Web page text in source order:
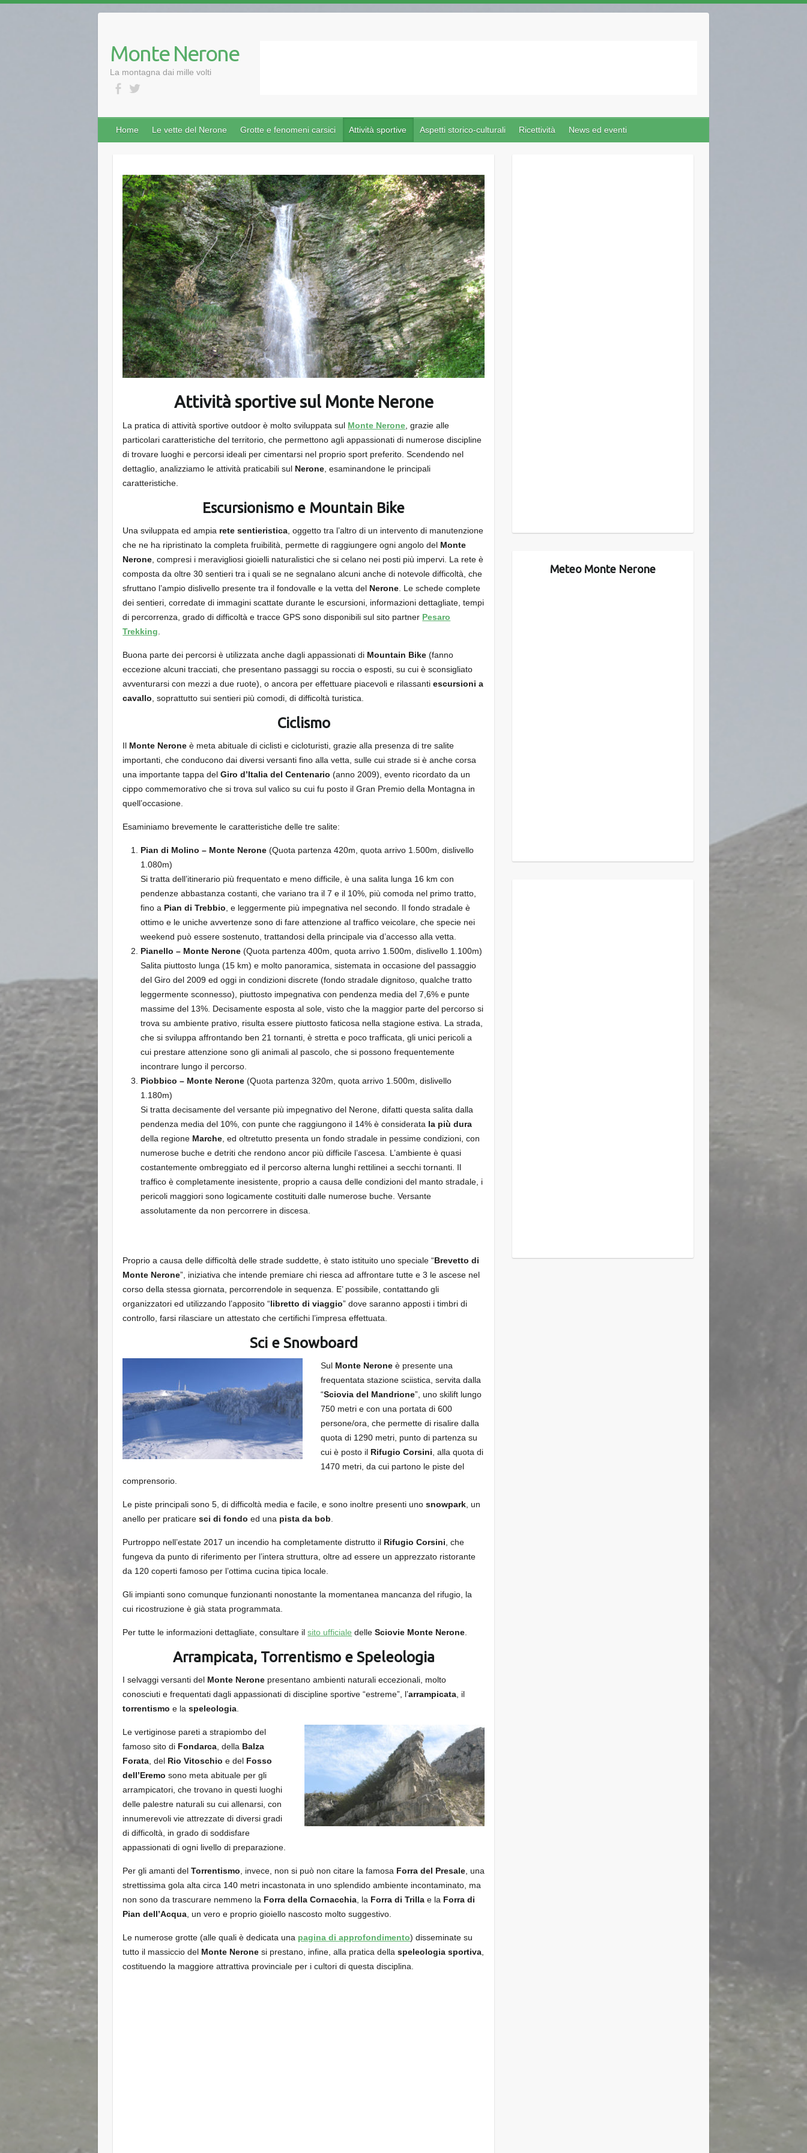
Monte Nerone
La montagna dai mille volti
Home Le vette del Nerone Grotte e fenomeni carsici Attività sportive Aspetti storico-culturali Ricettività News ed eventi
Attività sportive sul Monte Nerone
La pratica di attività sportive outdoor è molto sviluppata sul Monte Nerone , grazie alle
particolari caratteristiche del territorio, che permettono agli appassionati di numerose discipline
di trovare luoghi e percorsi ideali per cimentarsi nel proprio sport preferito. Scendendo nel
dettaglio, analizziamo le attività praticabili sul Nerone , esaminandone le principali
caratteristiche.
Escursionismo e Mountain Bike
Una sviluppata ed ampia rete sentieristica , oggetto tra l’altro di un intervento di manutenzione
che ne ha ripristinato la completa fruibilità, permette di raggiungere ogni angolo del Monte
Nerone , compresi i meravigliosi gioielli naturalistici che si celano nei posti più impervi. La rete è
composta da oltre 30 sentieri tra i quali se ne segnalano alcuni anche di notevole difficoltà, che
sfruttano l’ampio dislivello presente tra il fondovalle e la vetta del Nerone . Le schede complete
dei sentieri, corredate di immagini scattate durante le escursioni, informazioni dettagliate, tempi
di percorrenza, grado di difficoltà e tracce GPS sono disponibili sul sito partner Pesaro
Trekking
Buona parte dei percorsi è utilizzata anche dagli appassionati di Mountain Bike (fanno
eccezione alcuni tracciati, che presentano passaggi su roccia o esposti, su cui è sconsigliato
avventurarsi con mezzi a due ruote), o ancora per effettuare piacevoli e rilassantiescursioni a
cavallo , soprattutto sui sentieri più comodi, di difficoltà turistica.
Ciclismo
Il Monte Nerone è meta abituale di ciclisti e cicloturisti, grazie alla presenza di tre salite
importanti, che conducono dai diversi versanti fino alla vetta, sulle cui strade si è anche corsa
una importante tappa delGiro d’Italia del Centenario (anno 2009), evento ricordato da un
cippo commemorativo che si trova sul valico su cui fu posto il Gran Premio della Montagna in
quell’occasione.
Esaminiamo brevemente le caratteristiche delle tre salite:
Pian di Molino – Monte Nerone (Quota partenza 420m, quota arrivo 1.500m, dislivello
1.080m)
Si tratta dell’itinerario più frequentato e meno difficile, è una salita lunga 16 km con
pendenze abbastanza costanti, che variano tra il 7 e il 10%, più comoda nel primo tratto,
fino a Pian di Trebbio , e leggermente più impegnativa nel secondo. Il fondo stradale è
ottimo e le uniche avvertenze sono di fare attenzione al traffico veicolare, che specie nei
weekend può essere sostenuto, trattandosi della principale via d’accesso alla vetta.
Pianello – Monte Nerone (Quota partenza 400m, quota arrivo 1.500m, dislivello 1.100m)
Salita piuttosto lunga (15 km) e molto panoramica, sistemata in occasione del passaggio
del Giro del 2009 ed oggi in condizioni discrete (fondo stradale dignitoso, qualche tratto
leggermente sconnesso), piuttosto impegnativa con pendenza media del 7,6% e punte
massime del 13%. Decisamente esposta al sole, visto che la maggior parte del percorso si
trova su ambiente prativo, risulta essere piuttosto faticosa nella stagione estiva. La strada,
che si sviluppa affrontando ben 21 tornanti, è stretta e poco trafficata, gli unici pericoli a
cui prestare attenzione sono gli animali al pascolo, che si possono frequentemente
incontrare lungo il percorso.
Piobbico – Monte Nerone (Quota partenza 320m, quota arrivo 1.500m, dislivello
1.180m)
Si tratta decisamente del versante più impegnativo del Nerone, difatti questa salita dalla
pendenza media del 10%, con punte che raggiungono il 14% è considerata la più dura
della regione Marche , ed oltretutto presenta un fondo stradale in pessime condizioni, con
numerose buche e detriti che rendono ancor più difficile l’ascesa. L’ambiente è quasi
costantemente ombreggiato ed il percorso alterna lunghi rettilinei a secchi tornanti. Il
traffico è completamente inesistente, proprio a causa delle condizioni del manto stradale, i
pericoli maggiori sono logicamente costituiti dalle numerose buche. Versante
assolutamente da non percorrere in discesa.
Proprio a causa delle difficoltà delle strade suddette, è stato istituito uno speciale “Brevetto di
Monte Nerone”, iniziativa che intende premiare chi riesca ad affrontare tutte e 3 le ascese nel
corso della stessa giornata, percorrendole in sequenza. E’ possibile, contattando gli
organizzatori ed utilizzando l’apposito “libretto di viaggio” dove saranno apposti i timbri di
controllo, farsi rilasciare un attestato che certifichi l’impresa effettuata.
Sci e Snowboard
Sul Monte Nerone è presente una
frequentata stazione sciistica, servita dalla
“Sciovia del Mandrione”, uno skilift lungo
750 metri e con una portata di 600
persone/ora, che permette di risalire dalla
quota di 1290 metri, punto di partenza su
cui è posto il Rifugio Corsini , alla quota di
1470 metri, da cui partono le piste del
comprensorio.
Le piste principali sono 5, di difficoltà media e facile, e sono inoltre presenti unosnowpark , un
anello per praticaresci di fondo ed una pista da bob
Purtroppo nell’estate 2017 un incendio ha completamente distrutto il Rifugio Corsini , che
fungeva da punto di riferimento per l’intera struttura, oltre ad essere un apprezzato ristorante
da 120 coperti famoso per l’ottima cucina tipica locale.
Gli impianti sono comunque funzionanti nonostante la momentanea mancanza del rifugio, la
cui ricostruzione è già stata programmata.
Per tutte le informazioni dettagliate, consultare ilsito ufficiale delleSciovie Monte Nerone
Arrampicata, Torrentismo e Speleologia
I selvaggi versanti del Monte Nerone presentano ambienti naturali eccezionali, molto
conosciuti e frequentati dagli appassionati di discipline sportive “estreme”, l’arrampicata , il
torrentismo e laspeleologia
Le vertiginose pareti a strapiombo del
famoso sito di Fondarca , della Balza
Forata , del Rio Vitoschio e del Fosso
dell’Eremo sono meta abituale per gli
arrampicatori, che trovano in questi luoghi
delle palestre naturali su cui allenarsi, con
innumerevoli vie attrezzate di diversi gradi
di difficoltà, in grado di soddisfare
appassionati di ogni livello di preparazione.
Per gli amanti delTorrentismo , invece, non si può non citare la famosa Forra del Presale , una
strettissima gola alta circa 140 metri incastonata in uno splendido ambiente incontaminato, ma
non sono da trascurare nemmeno la Forra della Cornacchia , la Forra di Trilla e la Forra di
Pian dell’Acqua , un vero e proprio gioiello nascosto molto suggestivo.
Le numerose grotte (alle quali è dedicata una pagina di approfondimento) disseminate su
tutto il massiccio del Monte Nerone si prestano, infine, alla pratica dellaspeleologia sportiva
costituendo la maggiore attrattiva provinciale per i cultori di questa disciplina.
Meteo Monte Nerone